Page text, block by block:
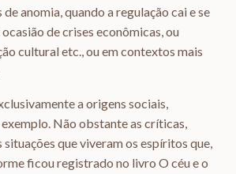
anomia, quando a regulação cai e se
de crises econômicas, ou
cultural etc., ou em contextos mais
a origens sociais,
Não obstante as críticas,
que viveram os espíritos que,
ficou registrado no livro O céu e o